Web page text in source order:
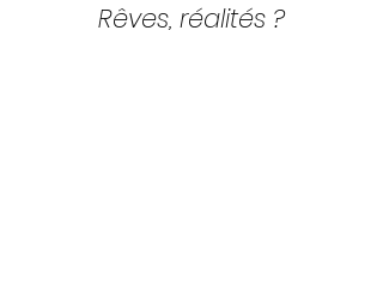
Rêves, réalités ?